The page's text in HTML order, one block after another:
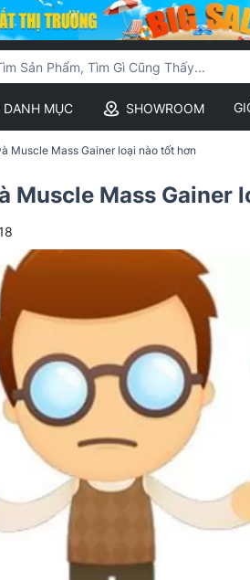
DANH MỤC SHOWROOM
Muscle Mass Gainer loại nào tốt hơn
Muscle Mass Gainer